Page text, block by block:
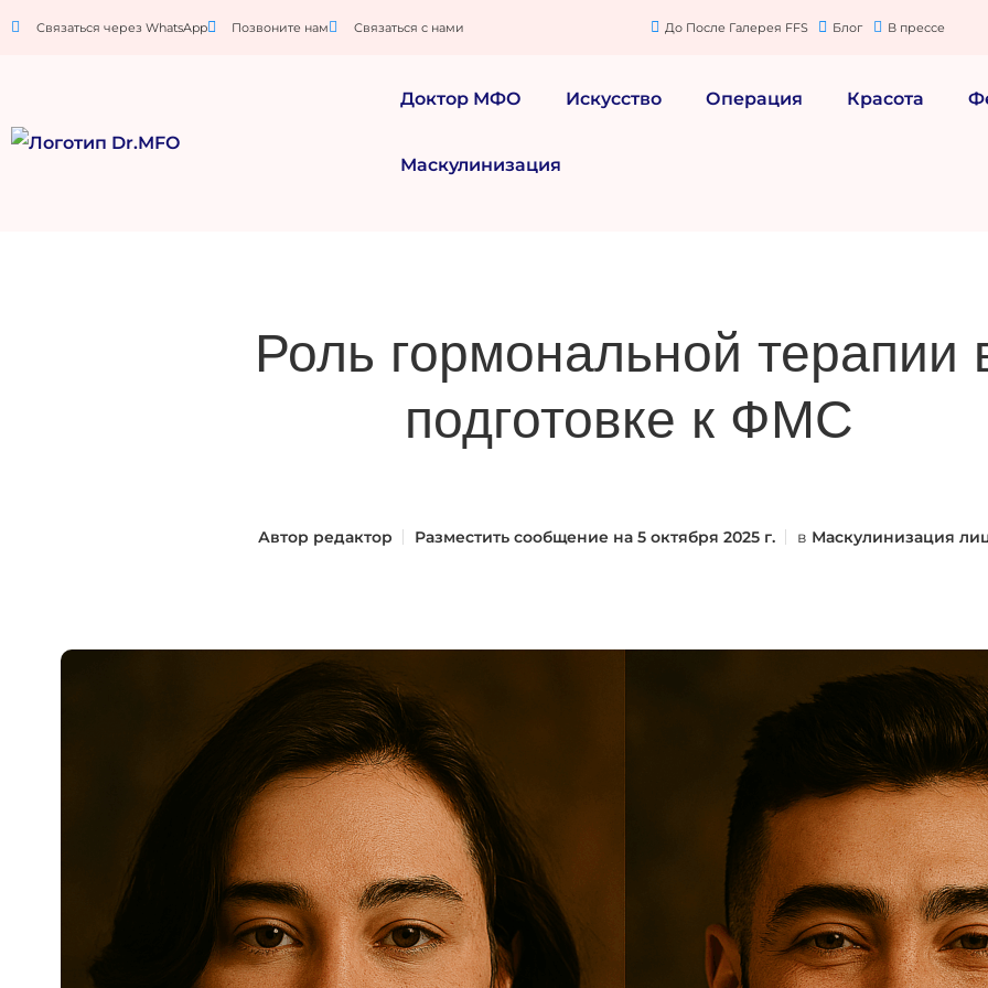
Связаться через WhatsApp Позвоните нам Связаться с нами До После Галерея FFS Блог В прессе
Доктор МФО Искусство Операция Красота
Маскулинизация
Роль гормональной терапии
подготовке к ФМС
Автор редактор Разместить сообщение на5 октября 2025 г. в Маскулинизация